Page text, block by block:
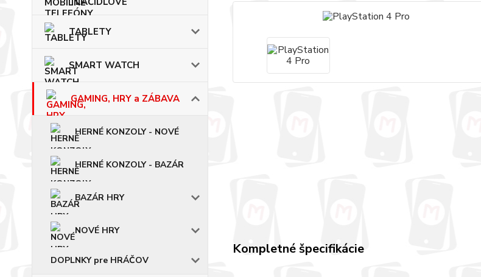
TABLETY
SMART WATCH
GAMING, HRY a ZÁBAVA
HERNÉ KONZOLY - NOVÉ
HERNÉ KONZOLY - BAZÁR
BAZÁR HRY
NOVÉ HRY
DOPLNKY pre HRÁČOV
Kompletné špecifikácie